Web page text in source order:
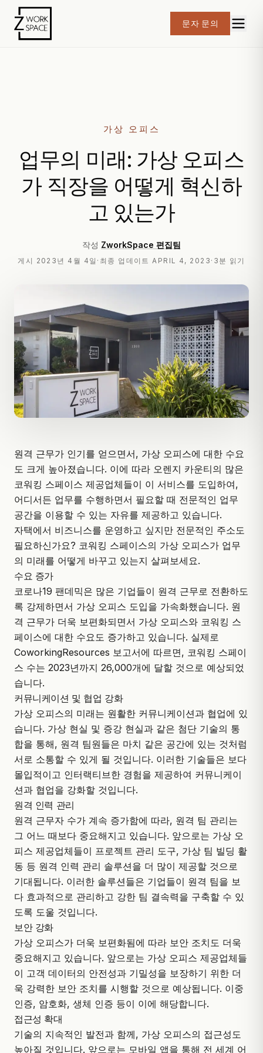
문자 문의
가상 오피스
업무의 미래: 가상 오피스
가 직장을 어떻게 혁신하
고 있는가
작성 ZworkSpace 편집팀
게시 2023년 4월 4일 · 최종 업데이트APRIL 4, 2023 · 3분 읽기
원격 근무가 인기를 얻으면서, 가상 오피스에 대한 수요
도 크게 높아졌습니다. 이에 따라 오렌지 카운티의 많은
코워킹 스페이스 제공업체들이 이 서비스를 도입하여,
어디서든 업무를 수행하면서 필요할 때 전문적인 업무
공간을 이용할 수 있는 자유를 제공하고 있습니다.
자택에서 비즈니스를 운영하고 싶지만 전문적인 주소도
필요하신가요? 코워킹 스페이스의 가상 오피스가 업무
의 미래를 어떻게 바꾸고 있는지 살펴보세요.
수요 증가
코로나19 팬데믹은 많은 기업들이 원격 근무로 전환하도
록 강제하면서 가상 오피스 도입을 가속화했습니다. 원
격 근무가 더욱 보편화되면서 가상 오피스와 코워킹 스
페이스에 대한 수요도 증가하고 있습니다. 실제로
CoworkingResources 보고서에 따르면, 코워킹 스페이
스 수는 2023년까지 26,000개에 달할 것으로 예상되었
습니다.
커뮤니케이션 및 협업 강화
가상 오피스의 미래는 원활한 커뮤니케이션과 협업에 있
습니다. 가상 현실 및 증강 현실과 같은 첨단 기술의 통
합을 통해, 원격 팀원들은 마치 같은 공간에 있는 것처럼
서로 소통할 수 있게 될 것입니다. 이러한 기술들은 보다
몰입적이고 인터랙티브한 경험을 제공하여 커뮤니케이
션과 협업을 강화할 것입니다.
원격 인력 관리
원격 근무자 수가 계속 증가함에 따라, 원격 팀 관리는
그 어느 때보다 중요해지고 있습니다. 앞으로는 가상 오
피스 제공업체들이 프로젝트 관리 도구, 가상 팀 빌딩 활
동 등 원격 인력 관리 솔루션을 더 많이 제공할 것으로
기대됩니다. 이러한 솔루션들은 기업들이 원격 팀을 보
다 효과적으로 관리하고 강한 팀 결속력을 구축할 수 있
도록 도울 것입니다.
보안 강화
가상 오피스가 더욱 보편화됨에 따라 보안 조치도 더욱
중요해지고 있습니다. 앞으로는 가상 오피스 제공업체들
이 고객 데이터의 안전성과 기밀성을 보장하기 위한 더
욱 강력한 보안 조치를 시행할 것으로 예상됩니다. 이중
인증, 암호화, 생체 인증 등이 이에 해당합니다.
접근성 확대
기술의 지속적인 발전과 함께, 가상 오피스의 접근성도
높아질 것입니다. 앞으로는 모바일 앱을 통해 전 세계 어